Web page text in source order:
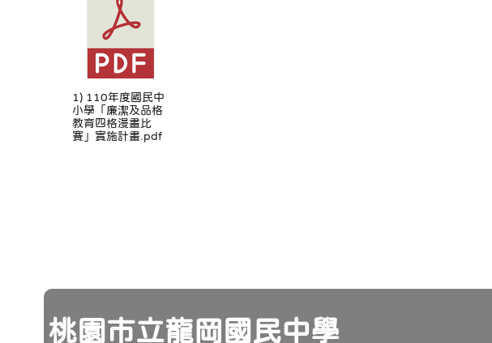
1) 110年度國民中
小學「廉潔及品格
教育四格漫畫比
賽」實施計畫.pdf
頁尾
桃園市立龍岡國民中學